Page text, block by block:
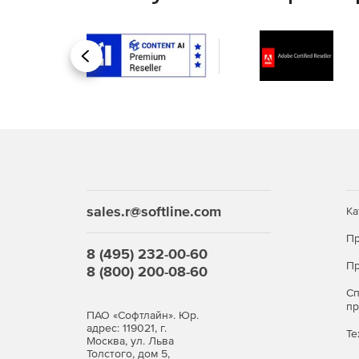
Операционная система Astra Linux Special
Редакция «ОРЕЛ» - обычный уровень
Продукт является доступным техническим
подключенных к сетям общего доступа, в
домашнего использования. Представляет
информацию ограниченного доступа, к
Назад
sales.r@softline.com
8 (495) 232-00-60
8 (800) 200-08-60
ПАО «Софтлайн». Юр.
адрес: 119021, г.
Москва, ул. Льва
Толстого, дом 5,